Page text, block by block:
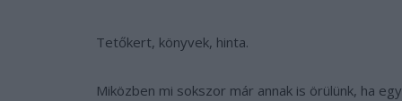
Tetőkert, könyvek, hinta.
Miközben mi sokszor már annak is örülünk, ha